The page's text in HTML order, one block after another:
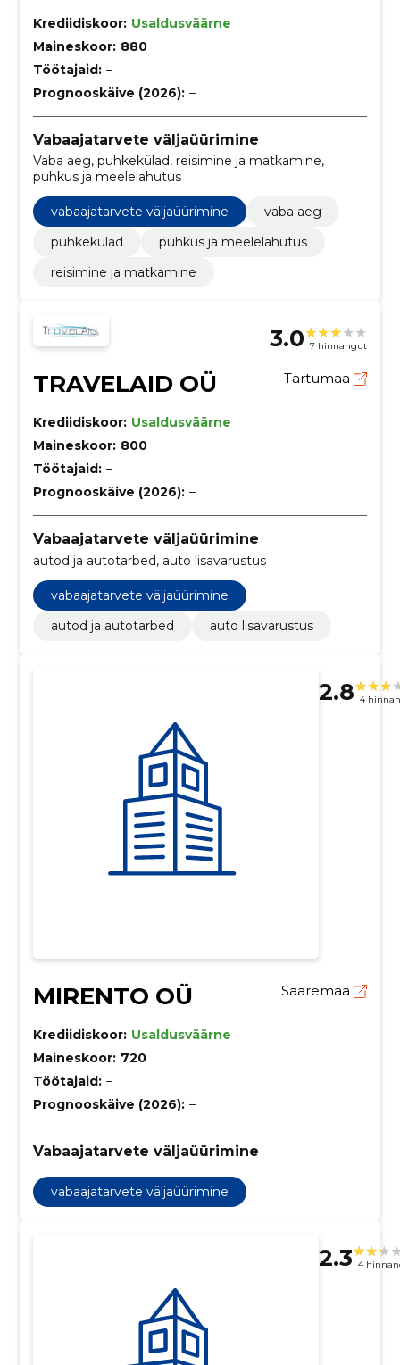
Krediidiskoor: Usaldusväärne
Maineskoor: 880
Töötajaid: –
Prognooskäive (2026): –
Vabaajatarvete väljaüürimine
Vaba aeg, puhkekülad, reisimine ja matkamine,
puhkus ja meelelahutus
vabaajatarvete väljaüürimine
vaba aeg
puhkekülad
puhkus ja meelelahutus
reisimine ja matkamine
3.0 7 hinnangut
TRAVELAID OÜ Tartumaa
Krediidiskoor: Usaldusväärne
Maineskoor: 800
Töötajaid: –
Prognooskäive (2026): –
Vabaajatarvete väljaüürimine
autod ja autotarbed, auto lisavarustus
vabaajatarvete väljaüürimine
autod ja autotarbed
auto lisavarustus
2.8 4
MIRENTO OÜ Saaremaa
Krediidiskoor: Usaldusväärne
Maineskoor: 720
Töötajaid: –
Prognooskäive (2026): –
Vabaajatarvete väljaüürimine
vabaajatarvete väljaüürimine
2.3 4